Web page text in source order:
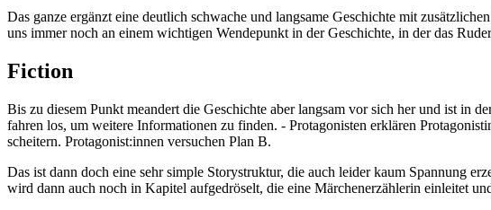
Das ganze ergänzt eine deutlich schwache und langsame Geschichte mit
uns immer noch an einem wichtigen Wendepunkt in der Geschichte, in der das
Fiction
Bis zu diesem Punkt meandert die Geschichte aber langsam vor sich her und ist in
fahren los, um weitere Informationen zu finden. - Protagonisten erklären
scheitern. Protagonist:innen versuchen Plan B.
Das ist dann doch eine sehr simple Storystruktur, die auch leider kaum Spannung
wird dann auch noch in Kapitel aufgedröselt, die eine Märchenerzählerin einleitet